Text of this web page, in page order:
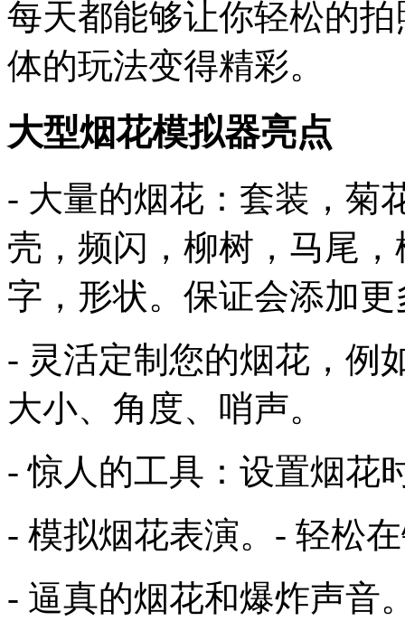
每天都能够让你轻松的
体的玩法变得精彩。
大型烟花模拟器亮点
- 大量的烟花：套装，菊
壳，频闪，柳树，马尾
字，形状。保证会添加更
- 灵活定制您的烟花，例
大小、角度、哨声。
- 惊人的工具：设置烟花
- 模拟烟花表演。- 轻松
- 逼真的烟花和爆炸声音